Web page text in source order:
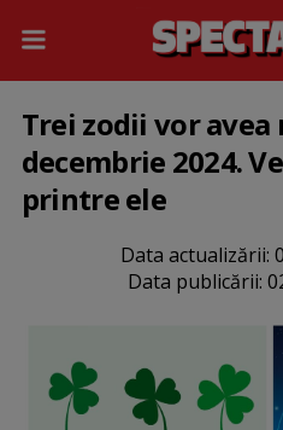
Trei zodii vor avea
decembrie 2024.
printre ele
Data actualizării:
Data publicării: